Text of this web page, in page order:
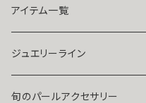
祈祷師澪央
ユタ玉城陽
復縁したい・取り戻したい愛情
人に言えない関係
出会いが欲しい
アイテム一覧
ネックレス
ブレスレット・アンクレット
ジュエリーライン
Ｋ１０
旬のパールアクセサリー